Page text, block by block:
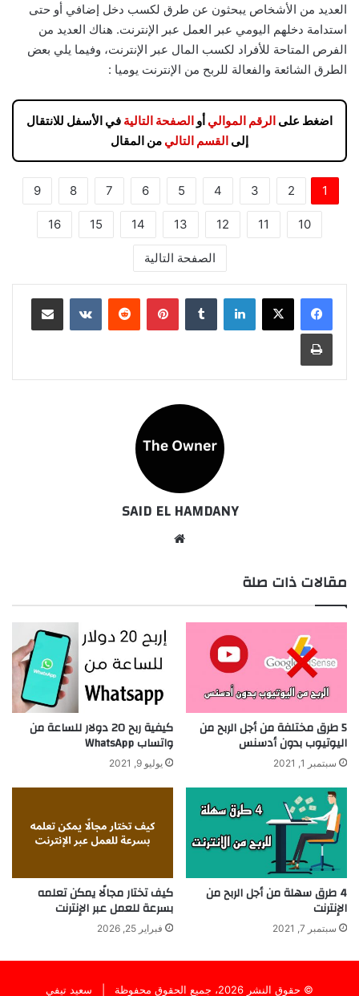
العديد من الأشخاص يبحثون عن طرق لكسب دخل إضافي أو حتى
استدامة دخلهم اليومي عبر العمل عبر الإنترنت. هناك العديد من
الفرص المتاحة للأفراد لكسب المال عبر الإنترنت، وفيما يلي بعض
الطرق الشائعة والفعالة للربح من الإنترنت يوميا :
اضغط على الرقم الموالي أو الصفحة التالية في الأسفل للانتقال
إلى القسم التالي من المقال
1
2
3
4
5
6
7
8
9
10
11
12
13
14
15
16
الصفحة التالية
لينكدإن بينتيريست مشاركة عبر البريد
طباعة
SAID EL HAMDANY
مقالات ذات صلة
5 طرق مختلفة من أجل الربح من
اليوتيوب بدون أدسنس
سبتمبر 1, 2021
كيفية ربح 20 دولار للساعة من
واتساب WhatsApp
يوليو 9, 2021
4 طرق سهلة من أجل الربح من
الإنترنت
سبتمبر 7, 2021
كيف تختار مجالًا يمكن تعلمه
بسرعة للعمل عبر الإنترنت
فبراير 25, 2026
© حقوق النشر 2026، جميع الحقوق محفوظة | سعيد تيفي